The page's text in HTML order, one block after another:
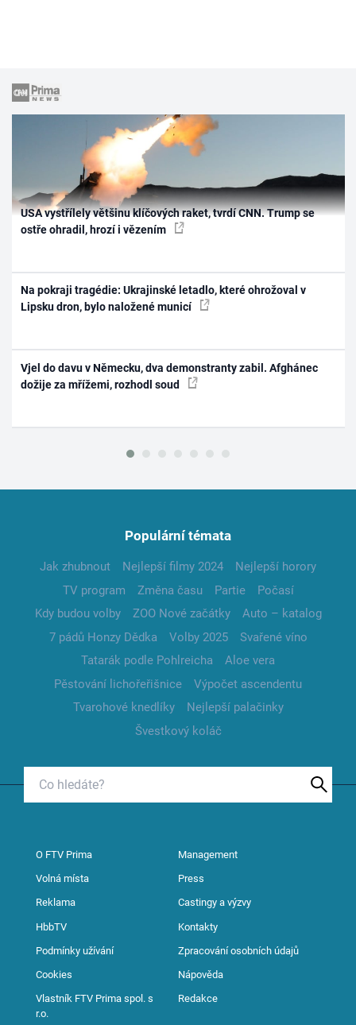
USA vystřílely většinu klíčových raket, tvrdí CNN. Trump se
ostře ohradil, hrozí i vězením
Na pokraji tragédie: Ukrajinské letadlo, které ohrožoval v
Lipsku dron, bylo naložené municí
Vjel do davu v Německu, dva demonstranty zabil. Afghánec
dožije za mřížemi, rozhodl soud
Populární témata
Jak zhubnout Nejlepší filmy 2024
Nejlepší horory
TV program
Změna času Partie
Počasí
Kdy budou volby
ZOO Nové začátky
Auto – katalog
7 pádů Honzy Dědka
Volby 2025
Svařené víno
Tatarák podle Pohlreicha
Aloe vera
Pěstování lichořeřišnice
Výpočet ascendentu
Tvarohové knedlíky
Nejlepší palačinky
Švestkový koláč
O FTV Prima Management
Volná místa Press
Reklama Castingy a výzvy
HbbTV Kontakty
Podmínky užívání Zpracování osobních údajů
Cookies Nápověda
Vlastník FTV Prima spol. s
r.o.
Redakce